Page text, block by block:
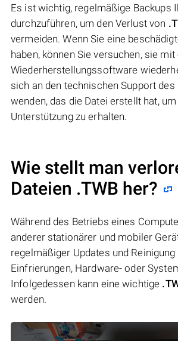
Es ist wichtig, regelmäßige Backups
durchzuführen, um den Verlust von
vermeiden. Wenn Sie eine
haben, können Sie versuchen, sie mit
Wiederherstellungssoftware
sich an den technischen Support
wenden, das die Datei erstellt hat,
Unterstützung zu erhalten.
Wie stellt man
Dateien .TWB her?
Während des Betriebs eines
anderer stationärer und mobiler
regelmäßiger Updates und Reinigung
Einfrierungen, Hardware- oder
Infolgedessen kann eine wichtige
werden.